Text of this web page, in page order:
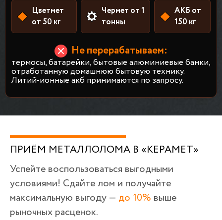
Цветмет
от 50 кг
Чермет от 1
тонны
АКБ от
150 кг
Не перерабатываем:
термосы, батарейки, бытовые алюминиевые банки,
отработанную домашнюю бытовую технику.
Литий-ионные акб принимаются по запросу.
ПРИЁМ МЕТАЛЛОЛОМА В «КЕРАМЕТ»
Успейте воспользоваться выгодными
условиями! Сдайте лом и получайте
максимальную выгоду — до 10% выше
рыночных расценок.